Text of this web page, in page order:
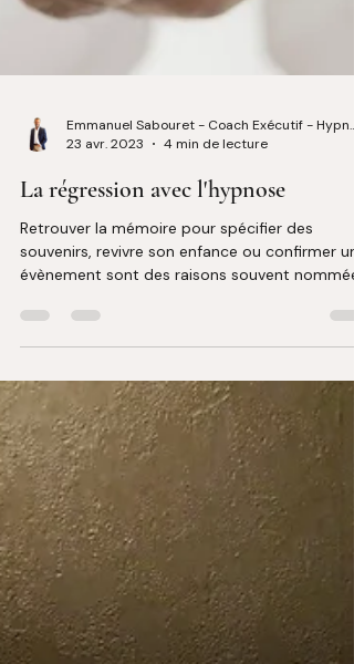
Emmanuel Sabouret - Coach Exécutif - Hypnologue
Retrouver la mémoire pour spécifier des
souvenirs, revivre son enfance ou confirmer un
évènement sont des raisons souvent
par les cl